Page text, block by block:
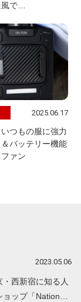
で…
2025.06.17
いつもの服に強力
バッテリー機能
ァン
2023.05.06
・西新宿に知る人
ップ「Nation…